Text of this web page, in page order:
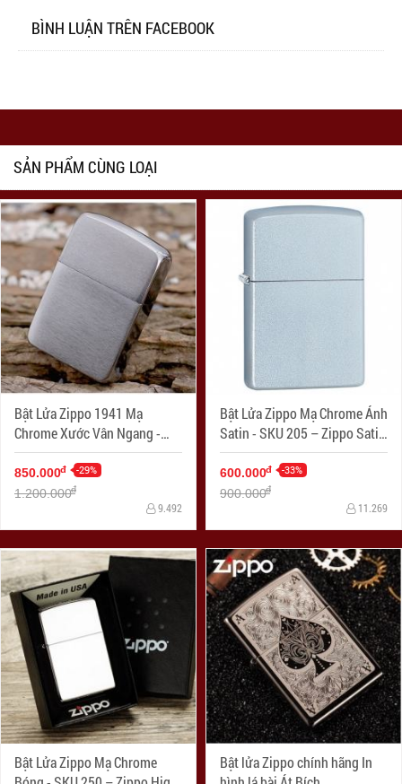
BÌNH LUẬN TRÊN FACEBOOK
SẢN PHẨM CÙNG LOẠI
Bật Lửa Zippo 1941 Mạ
Chrome Xước Vân Ngang -
SKU 1941 – Zippo Replica
1941 Brushed Chrome
850.000đ -29%
1.200.000đ
9.492
Bật Lửa Zippo Mạ Chrome Ánh
Satin - SKU 205 – Zippo Satin
Chrome
600.000đ -33%
900.000đ
11.269
Bật Lửa Zippo Mạ Chrome
Bật lửa Zippo chính hãng In